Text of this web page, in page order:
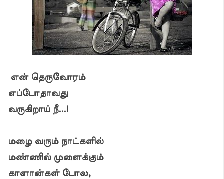
என் தெருவோரம்
எப்போதாவது
வருகிறாய் நீ...!
மழை வரும் நாட்களில்
மண்ணில் முளைக்கும்
காளான்கள் போல,